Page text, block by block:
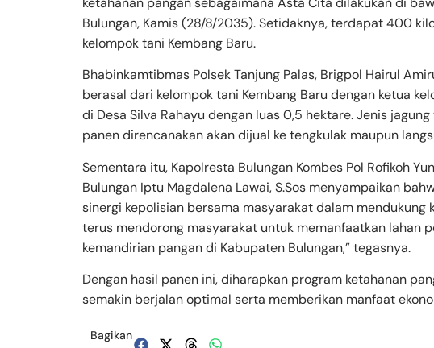
Bulungan, Kamis (28/8/2035). Setidaknya, terdapat 400
kelompok tani Kembang Baru.
Bhabinkamtibmas Polsek Tanjung Palas, Brigpol Hairul
berasal dari kelompok tani Kembang Baru dengan ketua
di Desa Silva Rahayu dengan luas 0,5 hektare. Jenis
panen direncanakan akan dijual ke tengkulak maupun
Sementara itu, Kapolresta Bulungan Kombes Pol Rofikoh
Bulungan Iptu Magdalena Lawai, S.Sos menyampaikan
sinergi kepolisian bersama masyarakat dalam mendukung
terus mendorong masyarakat untuk memanfaatkan lahan
kemandirian pangan di Kabupaten Bulungan,” tegasnya.
Dengan hasil panen ini, diharapkan program ketahanan
semakin berjalan optimal serta memberikan manfaat
Bagikan